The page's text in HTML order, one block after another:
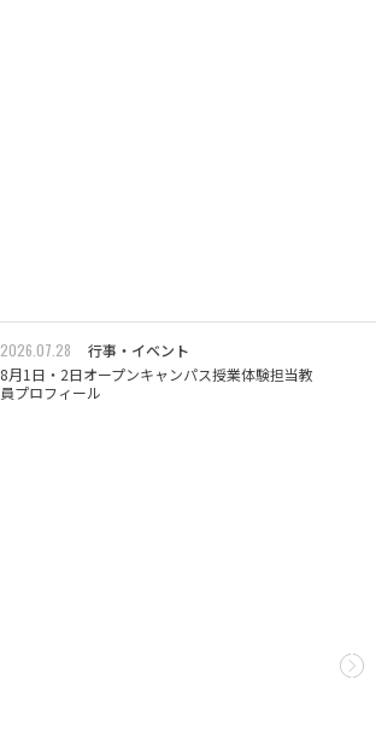
2026.07.28
行事・イベント
8月1日・2日オープンキャンパス授業体験担当教
員プロフィール